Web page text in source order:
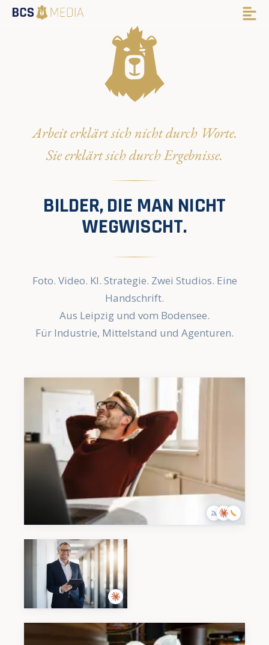
Arbeit erklärt sich nicht durch Worte.
Sie erklärt sich durch Ergebnisse.
BILDER, DIE MAN NICHT
WEGWISCHT.
Foto. Video. KI. Strategie. Zwei Studios. Eine
Handschrift.
Aus Leipzig und vom Bodensee.
Für Industrie, Mittelstand und Agenturen.